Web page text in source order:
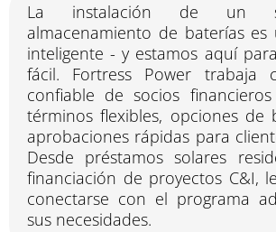
La instalación de un
almacenamiento de baterías es
inteligente - y estamos aquí
fácil. Fortress Power trabaja
confiable de socios
términos flexibles, opciones de
aprobaciones rápidas para
Desde préstamos solares
financiación de proyectos C&I,
conectarse con el programa
sus necesidades.